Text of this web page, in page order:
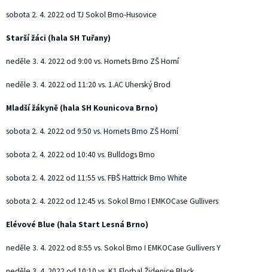
sobota 2. 4. 2022 od TJ Sokol Brno-Husovice
Starší žáci (hala SH Tuřany)
neděle 3. 4. 2022 od 9:00 vs. Hornets Brno ZŠ Horní
neděle 3. 4. 2022 od 11:20 vs. 1.AC Uherský Brod
Mladší žákyně (hala SH Kounicova Brno)
sobota 2. 4. 2022 od 9:50 vs. Hornets Brno ZŠ Horní
sobota 2. 4. 2022 od 10:40 vs. Bulldogs Brno
sobota 2. 4. 2022 od 11:55 vs. FBŠ Hattrick Brno White
sobota 2. 4. 2022 od 12:45 vs. Sokol Brno I EMKOCase Gullivers
Elévové Blue (hala Start Lesná Brno)
neděle 3. 4. 2022 od 8:55 vs. Sokol Brno I EMKOCase Gullivers Y